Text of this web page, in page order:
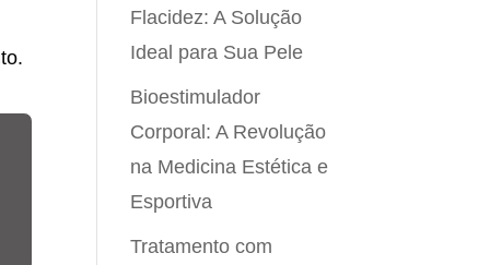
Flacidez: A Solução
Ideal para Sua Pele
Bioestimulador
Corporal: A Revolução
na Medicina Estética e
Esportiva
Tratamento com